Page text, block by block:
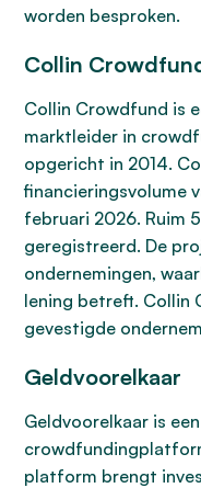
worden besproken.
Collin
Collin Crowdfund is
marktleider in
opgericht in 2014.
financieringsvolume
februari 2026. Ruim
geregistreerd. De
ondernemingen,
lening betreft. Collin
gevestigde
Geldvoorelkaar
Geldvoorelkaar is
platform brengt